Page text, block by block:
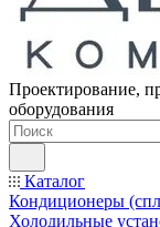
Проектирование,
оборудования
Каталог
Кондиционеры
Холодильные